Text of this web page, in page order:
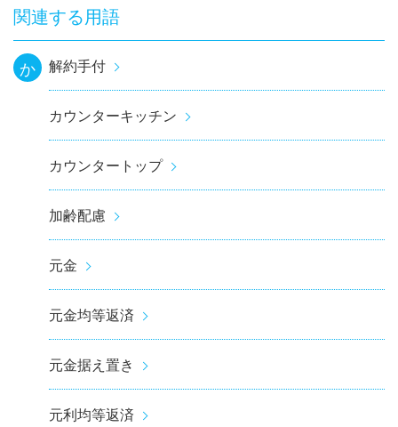
ョ
ン
関連する用語
か 解約手付
カウンターキッチン
カウンタートップ
加齢配慮
元金
元金均等返済
元金据え置き
元利均等返済